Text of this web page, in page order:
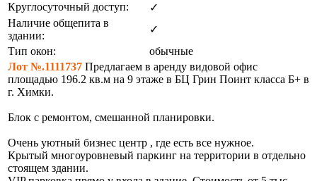
Круглосуточный доступ:
✓
Наличие общепита в
здании:
✓
Тип окон:
обычные
Лот №.1111737 Предлагаем в аренду видовой офис
площадью 196.2 кв.м на 9 этаже в БЦ Грин Поинт класса Б+ в
г. Химки.
Блок с ремонтом, смешанной планировки.
Очень уютный бизнес центр , где есть все нужное.
Крытый многоуровневый паркинг на территории в отдельно
стоящем здании.